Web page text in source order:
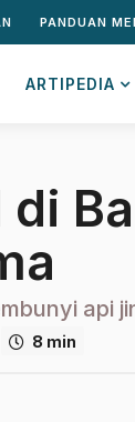
PANDUAN
ARTIPEDIA
api
8 min